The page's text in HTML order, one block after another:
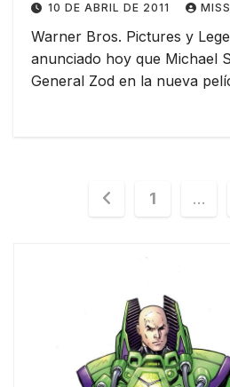
10 DE ABRIL DE 2011
Warner Bros. Pictures y
anunciado hoy que Michael
General Zod en la nueva
Paginación
1 …